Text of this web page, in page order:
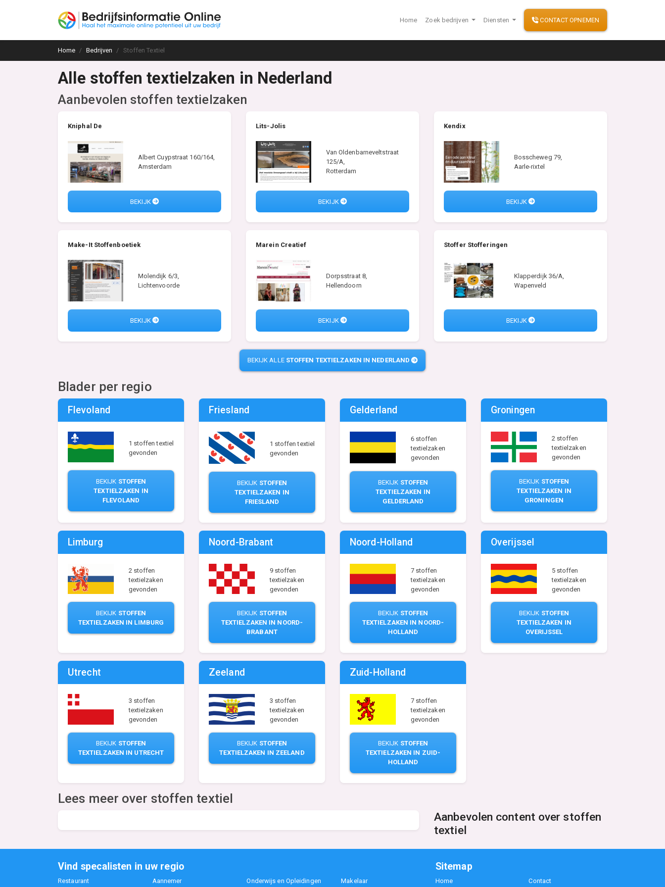
Home Zoek bedrijven Diensten CONTACT OPNEMEN
Home Bedrijven Stoffen Textiel
Alle stoffen textielzaken in Nederland
Aanbevolen stoffen textielzaken
Kniphal De
Albert Cuypstraat 160/164,
Amsterdam
BEKIJK
Lits-Jolis
Van Oldenbarneveltstraat
125/A,
Rotterdam
BEKIJK
Kendix
Bosscheweg 79,
Aarle-rixtel
BEKIJK
Make-It Stoffenboetiek
Molendijk 6/3,
Lichtenvoorde
BEKIJK
Marein Creatief
Dorpsstraat 8,
Hellendoorn
BEKIJK
Stoffer Stofferingen
Klapperdijk 36/A,
Wapenveld
BEKIJK
BEKIJK ALLE STOFFEN TEXTIELZAKEN IN NEDERLAND
Blader per regio
Flevoland
1 stoffen textiel
gevonden
BEKIJK STOFFEN
TEXTIELZAKEN IN
FLEVOLAND
Friesland
1 stoffen textiel
gevonden
BEKIJK STOFFEN
TEXTIELZAKEN IN
FRIESLAND
Gelderland
6 stoffen
textielzaken
gevonden
BEKIJK STOFFEN
TEXTIELZAKEN IN
GELDERLAND
Groningen
2 stoffen
textielzaken
gevonden
BEKIJK STOFFEN
TEXTIELZAKEN IN
GRONINGEN
Limburg
2 stoffen
textielzaken
gevonden
BEKIJK STOFFEN
TEXTIELZAKEN IN LIMBURG
Noord-Brabant
9 stoffen
textielzaken
gevonden
BEKIJK STOFFEN
TEXTIELZAKEN IN NOORD-
BRABANT
Noord-Holland
7 stoffen
textielzaken
gevonden
BEKIJK STOFFEN
TEXTIELZAKEN IN NOORD-
HOLLAND
Overijssel
5 stoffen
textielzaken
gevonden
BEKIJK STOFFEN
TEXTIELZAKEN IN
OVERIJSSEL
Utrecht
3 stoffen
textielzaken
gevonden
BEKIJK STOFFEN
TEXTIELZAKEN IN UTRECHT
Zeeland
3 stoffen
textielzaken
gevonden
BEKIJK STOFFEN
TEXTIELZAKEN IN ZEELAND
Zuid-Holland
7 stoffen
textielzaken
gevonden
BEKIJK STOFFEN
TEXTIELZAKEN IN ZUID-
HOLLAND
Lees meer over stoffen textiel
Aanbevolen content over stoffen
textiel
Vind specalisten in uw regio
Restaurant Aannemer Onderwijs en Opleidingen Makelaar
Sitemap
Home Contact